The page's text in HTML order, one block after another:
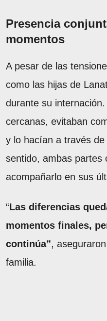
Presencia
momentos
A pesar de las
como las hijas de
durante su
cercanas, evitaban
y lo hacían a través
sentido, ambas partes
acompañarlo en sus
“Las diferencias
momentos finales,
continúa”,
familia.